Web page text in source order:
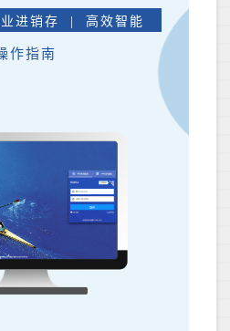
进销存 | 高效智能
作指南